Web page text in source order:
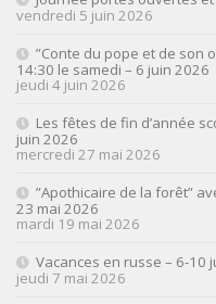
vendredi 5 juin 2026
”Conte du pope et de son
14:30 le samedi – 6 juin 2026
jeudi 4 juin 2026
Les fêtes de fin d’année
juin 2026
mercredi 27 mai 2026
”Apothicaire de la forêt”
23 mai 2026
mardi 19 mai 2026
Vacances en russe – 6-10
jeudi 7 mai 2026